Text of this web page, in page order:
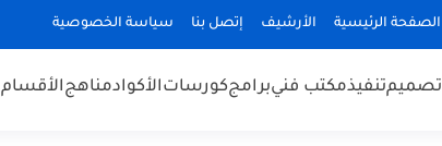
الصفحة الرئيسية الأرشيف إتصل بنا سياسة الخصوصية
تصميمتنفيذمكتب فنيبرامجكورساتالأكوادمناهج